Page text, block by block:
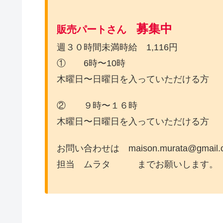
販売パートさん 募集中
週３０時間未満時給 1,116円
① 6時〜10時
木曜日〜日曜日を入っていただける方
② ９時〜１６時
木曜日〜日曜日を入っていただける方
お問い合わせは
担当 ムラタ までお願いします。